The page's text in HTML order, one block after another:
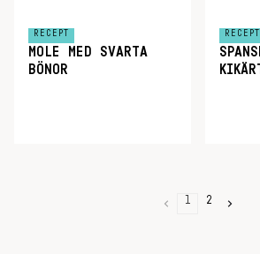
RECEPT
MOLE MED SVARTA
BÖNOR
RECEPT
1 2